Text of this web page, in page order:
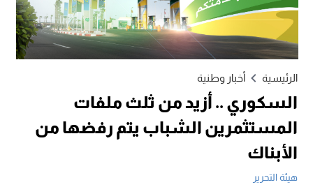
الرئيسية أخبار وطنية
السكوري .. أزيد من ثلث ملفات
المستثمرين الشباب يتم رفضها من
الأبناك
هيئة التحرير